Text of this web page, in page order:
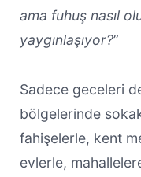
ama fuhuş nasıl
yaygınlaşıyor?”
Sadece geceleri
bölgelerinde
fahişelerle, kent
evlerle,